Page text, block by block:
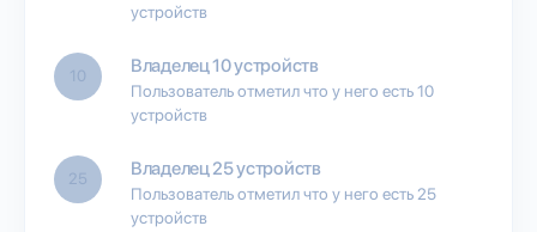
устройств
10 Владелец 10 устройств
Пользователь отметил что у него есть 10
устройств
25 Владелец 25 устройств
Пользователь отметил что у него есть 25
устройств